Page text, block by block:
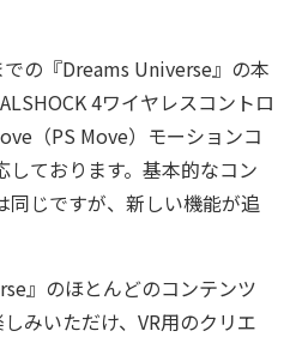
の『Dreams Universe』の本
4ワイヤレスコントロ
（PS Move）モーションコ
しております。基本的なコン
同じですが、新しい機能が追
』のほとんどのコンテンツ
みいただけ、VR用のクリエ